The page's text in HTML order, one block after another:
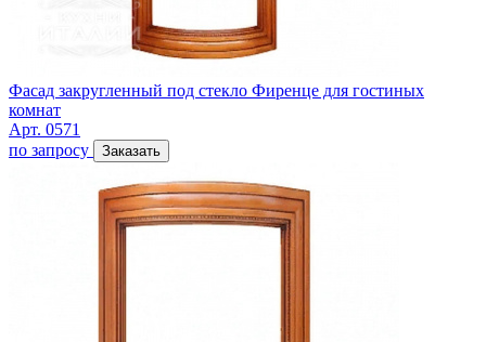
Фасад закругленный под стекло Фиренце для гостиных
комнат
Арт. 0571
по запросу
Заказать